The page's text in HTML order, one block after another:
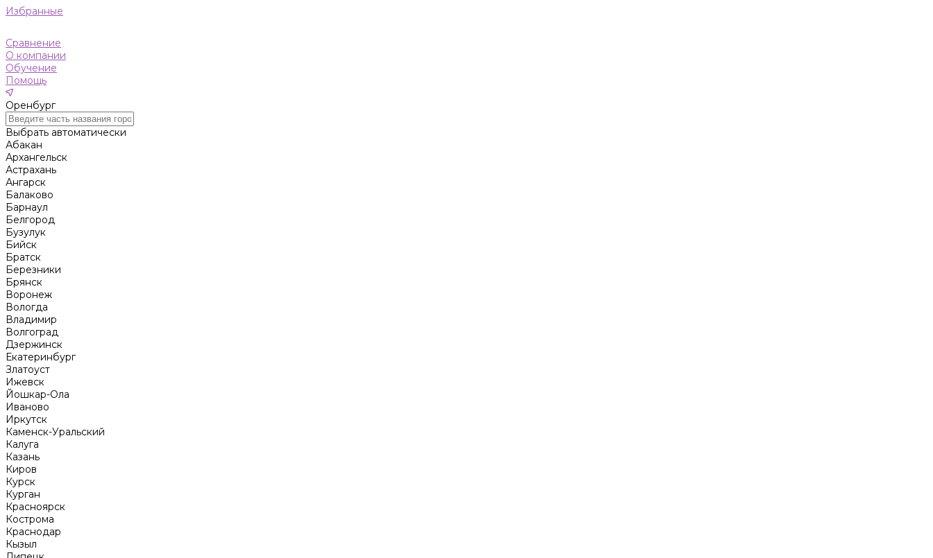
Избранные
Сравнение
О компании
Обучение
Помощь
Оренбург
Выбрать автоматически
Абакан
Архангельск
Астрахань
Ангарск
Балаково
Барнаул
Белгород
Бузулук
Бийск
Братск
Березники
Брянск
Воронеж
Вологда
Владимир
Волгоград
Дзержинск
Екатеринбург
Златоуст
Ижевск
Йошкар-Ола
Иваново
Иркутск
Каменск-Уральский
Калуга
Казань
Киров
Курск
Курган
Красноярск
Кострома
Краснодар
Кызыл